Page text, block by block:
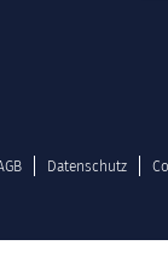
Datenschutz